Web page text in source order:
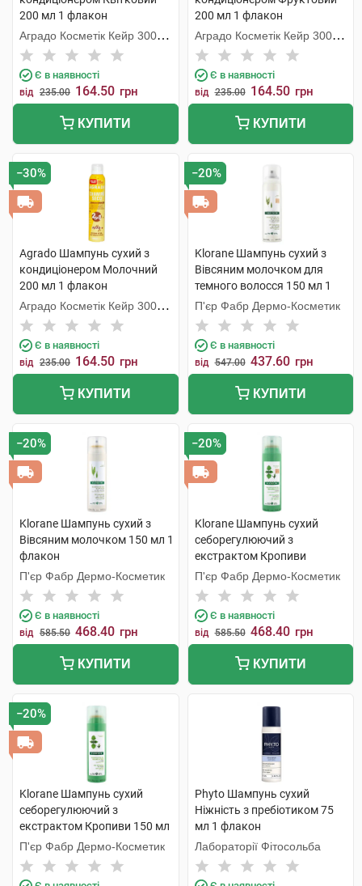
200 мл 1 флакон
Аградо Косметік Кейр 3000
С.Л.У.
Є в наявності
від 235.00 164.50 грн
КУПИТИ
200 мл 1 флакон
Аградо Косметік Кейр 3000
С.Л.У.
Є в наявності
від 235.00 164.50 грн
КУПИТИ
−30%
Agrado Шампунь cухий з
кондиціонером Молочний
200 мл 1 флакон
Аградо Косметік Кейр 3000
С.Л.У.
Є в наявності
від 235.00 164.50 грн
КУПИТИ
−20%
Klorane Шампунь сухий з
Вівсяним молочком для
темного волосся 150 мл 1
флакон
П'єр Фабр Дермо-Косметик
Є в наявності
від 547.00 437.60 грн
КУПИТИ
−20%
Klorane Шампунь сухий з
Вівсяним молочком 150 мл 1
флакон
П'єр Фабр Дермо-Косметик
Є в наявності
від 585.50 468.40 грн
КУПИТИ
−20%
Klorane Шампунь сухий
себорегулюючий з
екстрактом Кропиви
темного волосся 150 мл 1
флакон
П'єр Фабр Дермо-Косметик
Є в наявності
від 585.50 468.40 грн
КУПИТИ
−20%
Klorane Шампунь сухий
себорегулюючий з
екстрактом Кропиви 150 мл
1 флакон
П'єр Фабр Дермо-Косметик
Phyto Шампунь сухий
Ніжність з пребіотиком 75
мл 1 флакон
Лабораторії Фітосольба